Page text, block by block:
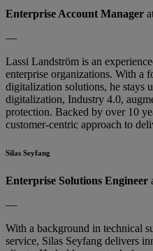
Enterprise Account Manager
—
Lassi Landström is an
enterprise organizations. With a
digitalization solutions, he stays
digitalization, Industry 4.0,
protection. Backed by over 10
customer-centric approach to
Silas Seyfang
Enterprise Solutions Engineer
—
With a background in technical
service, Silas Seyfang delivers